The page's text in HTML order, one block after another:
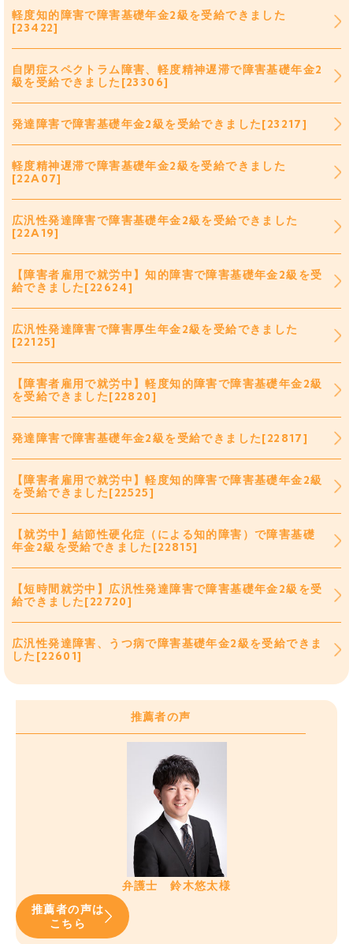
軽度知的障害で障害基礎年金2級を受給できました
[23422]
自閉症スペクトラム障害、軽度精神遅滞で障害基礎年金2
級を受給できました[23306]
発達障害で障害基礎年金2級を受給できました[23217]
軽度精神遅滞で障害基礎年金2級を受給できました
[22A07]
広汎性発達障害で障害基礎年金2級を受給できました
[22A19]
【障害者雇用で就労中】知的障害で障害基礎年金2級を受
給できました[22624]
広汎性発達障害で障害厚生年金2級を受給できました
[22125]
【障害者雇用で就労中】軽度知的障害で障害基礎年金2級
を受給できました[22820]
発達障害で障害基礎年金2級を受給できました[22817]
【障害者雇用で就労中】軽度知的障害で障害基礎年金2級
を受給できました[22525]
【就労中】結節性硬化症（による知的障害）で障害基礎
年金2級を受給できました[22815]
【短時間就労中】広汎性発達障害で障害基礎年金2級を受
給できました[22720]
広汎性発達障害、うつ病で障害基礎年金2級を受給できま
した[22601]
推薦者の声
弁護士 鈴木悠太様
推薦者の声は
こちら